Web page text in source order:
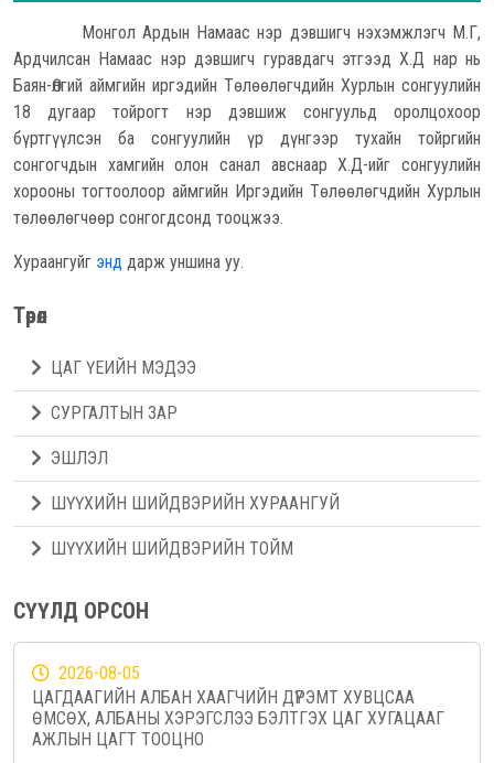
Монгол Ардын Намаас нэр дэвшигч нэхэмжлэгч М.Г,
Ардчилсан Намаас нэр дэвшигч гуравдагч этгээд Х.Д нар нь
Баян-Өлгий аймгийн иргэдийн Төлөөлөгчдийн Хурлын сонгуулийн
18 дугаар тойрогт нэр дэвшиж сонгуульд оролцохоор
бүртгүүлсэн ба сонгуулийн үр дүнгээр тухайн тойргийн
сонгогчдын хамгийн олон санал авснаар Х.Д-ийг сонгуулийн
хорооны тогтоолоор аймгийн Иргэдийн Төлөөлөгчдийн Хурлын
төлөөлөгчөөр сонгогдсонд тооцжээ.
Хураангуйг энд дарж уншина уу.
Төрөл
ЦАГ ҮЕИЙН МЭДЭЭ
СУРГАЛТЫН ЗАР
ЭШЛЭЛ
ШҮҮХИЙН ШИЙДВЭРИЙН ХУРААНГУЙ
ШҮҮХИЙН ШИЙДВЭРИЙН ТОЙМ
СҮҮЛД ОРСОН
2026-08-05
ЦАГДААГИЙН АЛБАН ХААГЧИЙН ДҮРЭМТ ХУВЦСАА
ӨМСӨХ, АЛБАНЫ ХЭРЭГСЛЭЭ БЭЛТГЭХ ЦАГ ХУГАЦААГ
АЖЛЫН ЦАГТ ТООЦНО